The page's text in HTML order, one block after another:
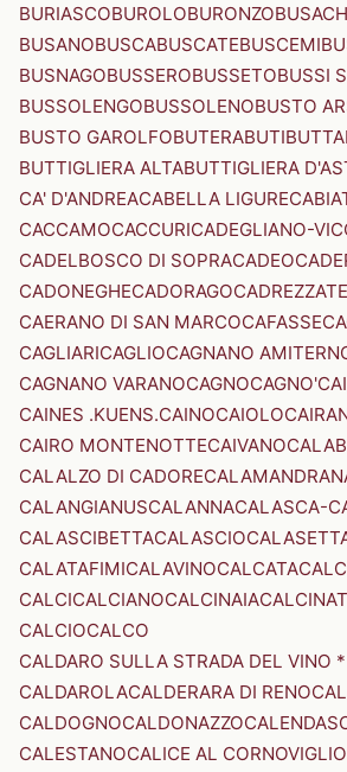
BURIASCOBUROLOBURONZO
BUSANOBUSCABUSCATEBUSCEMI
BUSNAGOBUSSEROBUSSETOBUSSI
BUSSOLENGOBUSSOLENOBUSTO
BUSTO GAROLFOBUTERABUTI
BUTTIGLIERA ALTABUTTIGLIERA
CA' D'ANDREACABELLA LIGURE
CACCAMOCACCURICADEGLIANO-
CADELBOSCO DI SOPRACADEO
CADONEGHECADORAGOCADREZZATE
CAERANO DI SAN MARCOCAFASSE
CAGLIARICAGLIOCAGNANO
CAGNANO VARANOCAGNOCAGNO'
CAINES .KUENS.CAINOCAIOLO
CAIRO MONTENOTTECAIVANO
CALALZO DI CADORE
CALANGIANUSCALANNACALASCA-
CALASCIBETTACALASCIO
CALATAFIMICALAVINOCALCATA
CALCICALCIANOCALCINAIA
CALCIOCALCO
CALDARO SULLA STRADA DEL VINO
CALDAROLACALDERARA DI RENO
CALDOGNOCALDONAZZO
CALESTANOCALICE AL CORNOVIGLIO